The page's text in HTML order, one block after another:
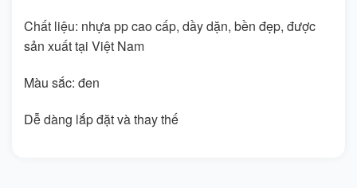
Chất liệu: nhựa pp cao cấp, dầy dặn, bền đẹp, được
sản xuất tại Việt Nam
Màu sắc: đen
Dễ dàng lắp đặt và thay thế